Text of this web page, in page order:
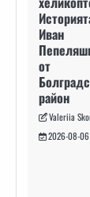
Иван
от
район
Valeriia
2026-08-06